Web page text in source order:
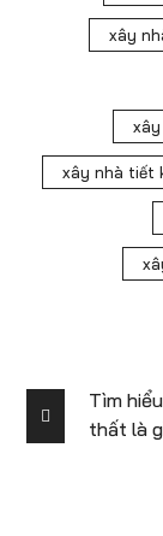
xây
xây nhà tiết
Tìm
thất là